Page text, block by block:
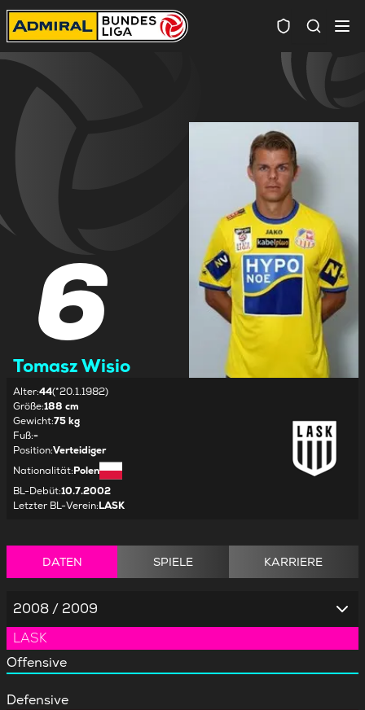
6
Tomasz Wisio
Alter:44(*20.1.1982)
Größe:188 cm
Gewicht:75 kg
Fuß:-
Position:Verteidiger
Nationalität:Polen
BL-Debüt:10.7.2002
Letzter BL-Verein:LASK
DATEN SPIELE KARRIERE
2008 / 2009
LASK
Offensive
Defensive